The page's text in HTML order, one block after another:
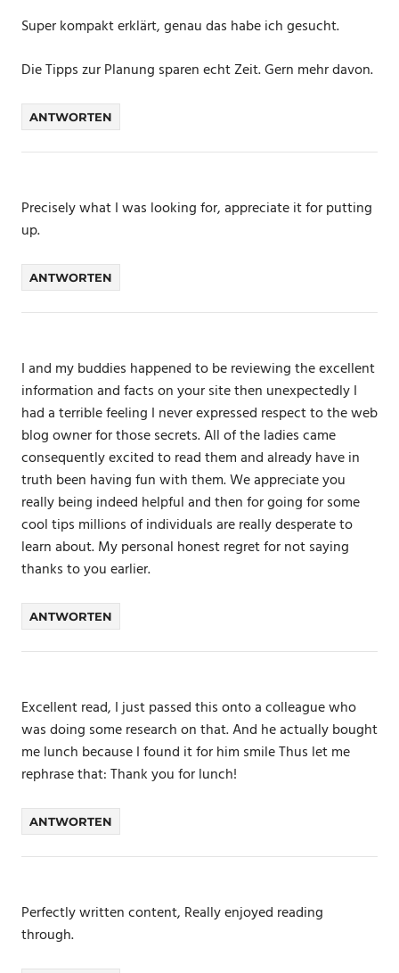
Super kompakt erklärt, genau das habe ich gesucht.
Die Tipps zur Planung sparen echt Zeit. Gern mehr davon.
ANTWORTEN
Precisely what I was looking for, appreciate it for putting
up.
ANTWORTEN
I and my buddies happened to be reviewing the excellent
information and facts on your site then unexpectedly I
had a terrible feeling I never expressed respect to the web
blog owner for those secrets. All of the ladies came
consequently excited to read them and already have in
truth been having fun with them. We appreciate you
really being indeed helpful and then for going for some
cool tips millions of individuals are really desperate to
learn about. My personal honest regret for not saying
thanks to you earlier.
ANTWORTEN
Excellent read, I just passed this onto a colleague who
was doing some research on that. And he actually bought
me lunch because I found it for him smile Thus let me
rephrase that: Thank you for lunch!
ANTWORTEN
Perfectly written content, Really enjoyed reading
through.